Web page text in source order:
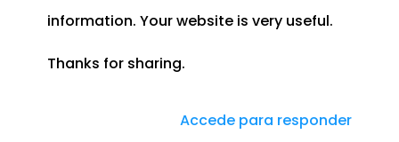
information. Your website is very useful.
Thanks for sharing.
Accede para responder